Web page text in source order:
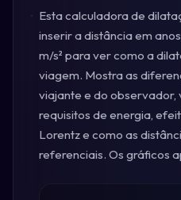
Esta calculadora de
inserir a distância em
m/s² para ver como a
viagem. Mostra as
viajante e do observador,
requisitos de energia,
Lorentz e como as
referenciais. Os gráficos